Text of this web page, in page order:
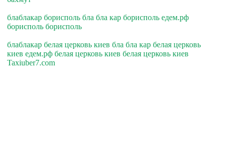
блаблакар борисполь бла бла кар борисполь едем.рф
борисполь борисполь
блаблакар белая церковь киев бла бла кар белая церковь
киев едем.рф белая церковь киев белая церковь киев
Taxiuber7.com